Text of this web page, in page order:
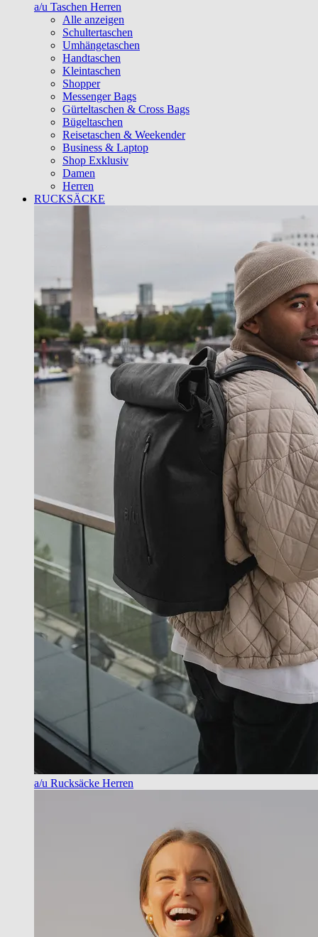
a/u Taschen Herren
Alle anzeigen
Schultertaschen
Umhängetaschen
Handtaschen
Kleintaschen
Shopper
Messenger Bags
Gürteltaschen & Cross Bags
Bügeltaschen
Reisetaschen & Weekender
Business & Laptop
Shop Exklusiv
Damen
Herren
RUCKSÄCKE
a/u Rucksäcke Herren